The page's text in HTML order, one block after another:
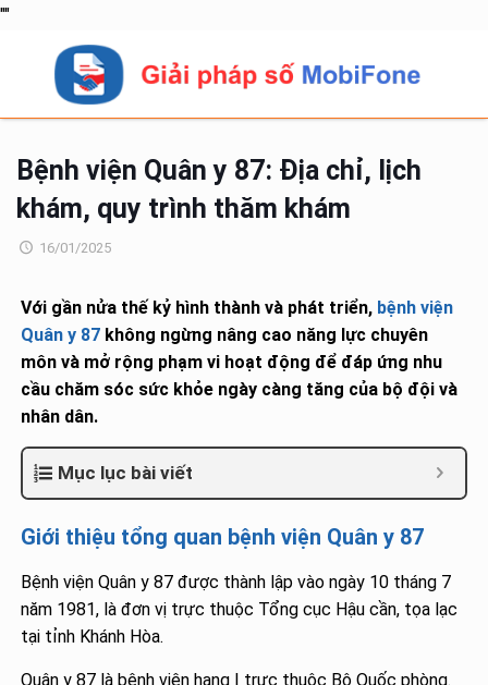
""
Bệnh viện Quân y 87: Địa chỉ, lịch
khám, quy trình thăm khám
16/01/2025
Với gần nửa thế kỷ hình thành và phát triển, bệnh viện
Quân y 87 không ngừng nâng cao năng lực chuyên
môn và mở rộng phạm vi hoạt động để đáp ứng nhu
cầu chăm sóc sức khỏe ngày càng tăng của bộ đội và
nhân dân.
Mục lục bài viết
Giới thiệu tổng quan bệnh viện Quân y 87
Bệnh viện Quân y 87 được thành lập vào ngày 10 tháng 7
năm 1981, là đơn vị trực thuộc Tổng cục Hậu cần, tọa lạc
tại tỉnh Khánh Hòa.
Quân y 87 là bệnh viện hạng I trực thuộc Bộ Quốc phòng.